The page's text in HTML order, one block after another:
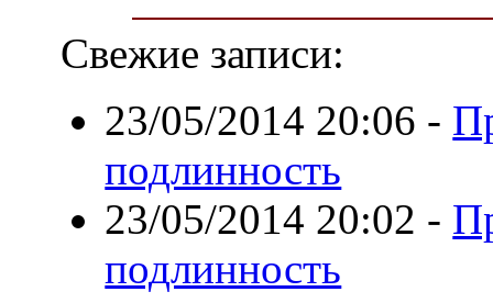
Свежие записи:
23/05/2014 20:06 -
подлинность
23/05/2014 20:02 -
подлинность